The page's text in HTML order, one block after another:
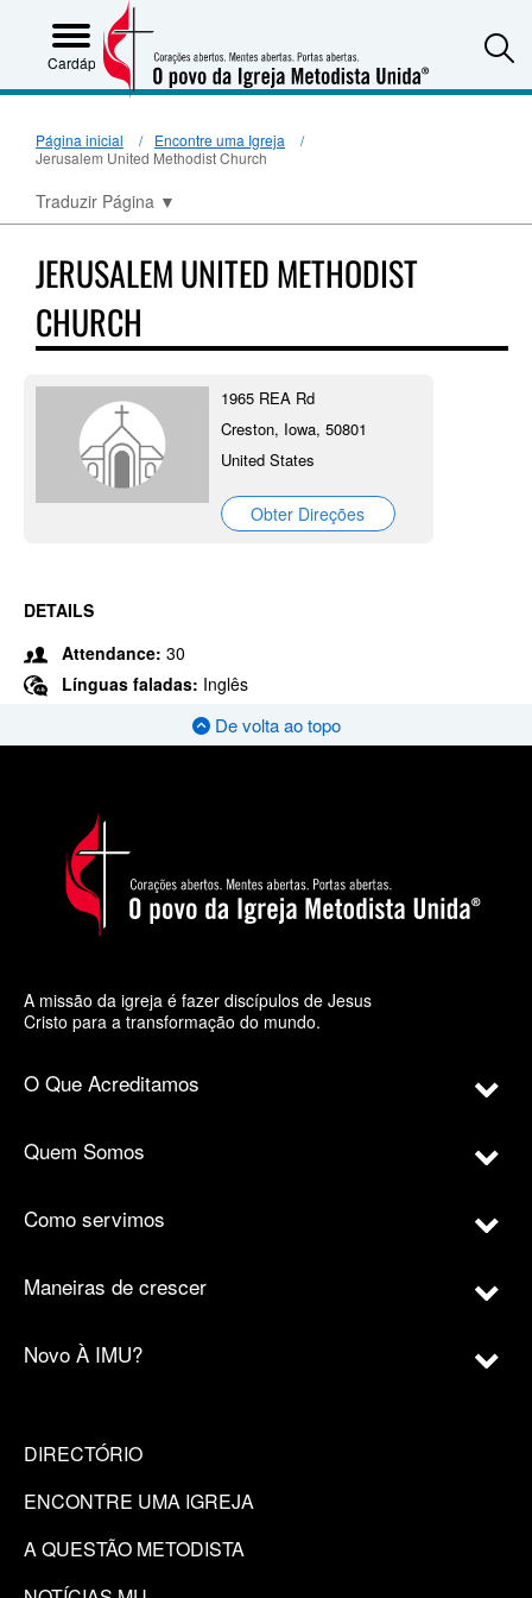
Cardápio
Página inicial
Encontre uma Igreja
Jerusalem United Methodist Church
Traduzir Página ▼
JERUSALEM UNITED METHODIST
CHURCH
1965 REA Rd
Creston, Iowa, 50801
United States
Obter Direções
DETAILS
Attendance: 30
Línguas faladas: Inglês
De volta ao topo
A missão da igreja é fazer discípulos de Jesus
Cristo para a transformação do mundo.
O Que Acreditamos
Quem Somos
Como servimos
Maneiras de crescer
Novo À IMU?
DIRECTÓRIO
ENCONTRE UMA IGREJA
A QUESTÃO METODISTA